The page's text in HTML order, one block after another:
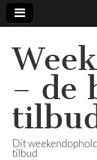
– de
Dit
tilbud